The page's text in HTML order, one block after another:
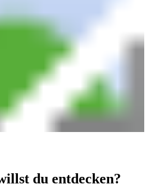
du entdecken?